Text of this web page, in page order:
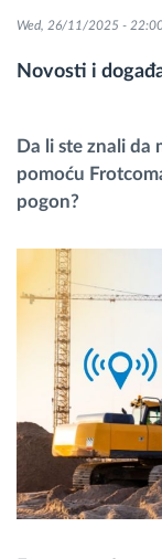
Upravljanje
Kontrola
Planiranje i
Automatska
Otkrijte sve
Kako
Wed, 26/11/2025 -
Novosti i
Da li ste znali
pomoću
pogon?